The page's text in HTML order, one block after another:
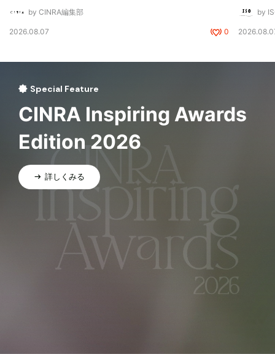
by CINRA編集部
2026.08.07 0
by
Special Feature
CINRA Inspiring Awards
Edition 2026
詳しくみる